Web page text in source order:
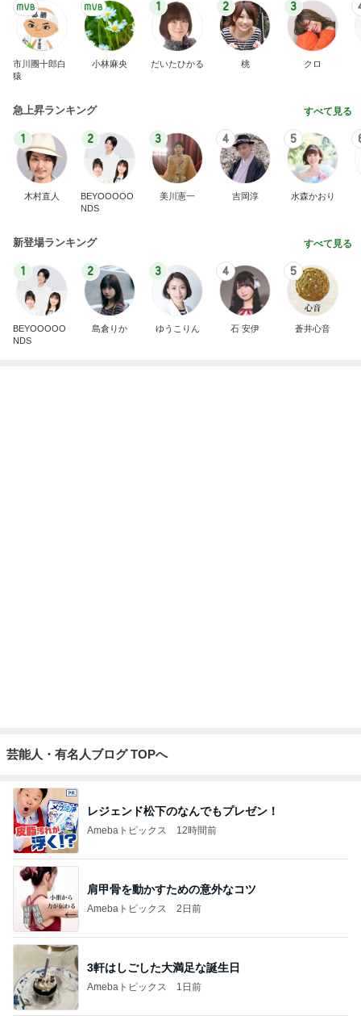
市川團十郎白
猿
小林麻央
1
だいたひかる
2
桃
3
クロ
急上昇ランキング すべて見る
1
木村直人
2
BEYOOOOO
NDS
3
美川憲一
4
吉岡淳
5
水森かおり
新登場ランキング すべて見る
1
BEYOOOOO
NDS
2
島倉りか
3
ゆうこりん
4
石 安伊
5
蒼井心音
芸能人・有名人ブログ TOPへ
レジェンド松下のなんでもプレゼン！
Amebaトピックス 12時間前
肩甲骨を動かすための意外なコツ
Amebaトピックス 2日前
3軒はしごした大満足な誕生日
Amebaトピックス 1日前